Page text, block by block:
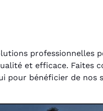
professionnelles
et efficace. Faites
pour bénéficier de nos